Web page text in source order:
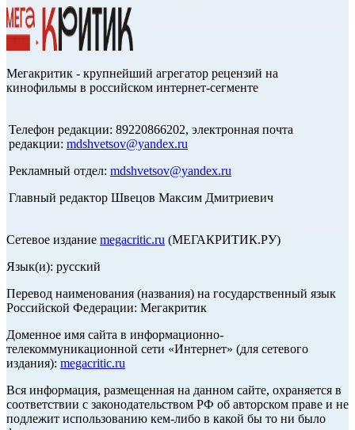
Мегакритик - крупнейший агрегатор рецензий на
кинофильмы в российском интернет-сегменте
Телефон редакции: 89220866202, электронная почта
редакции: mdshvetsov@yandex.ru
Рекламный отдел: mdshvetsov@yandex.ru
Главный редактор Швецов Максим Дмитриевич
Сетевое издание megacritic.ru (МЕГАКРИТИК.РУ)
Язык(и): русский
Перевод наименования (названия) на государственный язык
Российской Федерации: Мегакритик
Доменное имя сайта в информационно-
телекоммуникационной сети «Интернет» (для сетевого
издания): megacritic.ru
Вся информация, размещенная на данном сайте, охраняется в
соответствии с законодательством РФ об авторском праве и не
подлежит использованию кем-либо в какой бы то ни было